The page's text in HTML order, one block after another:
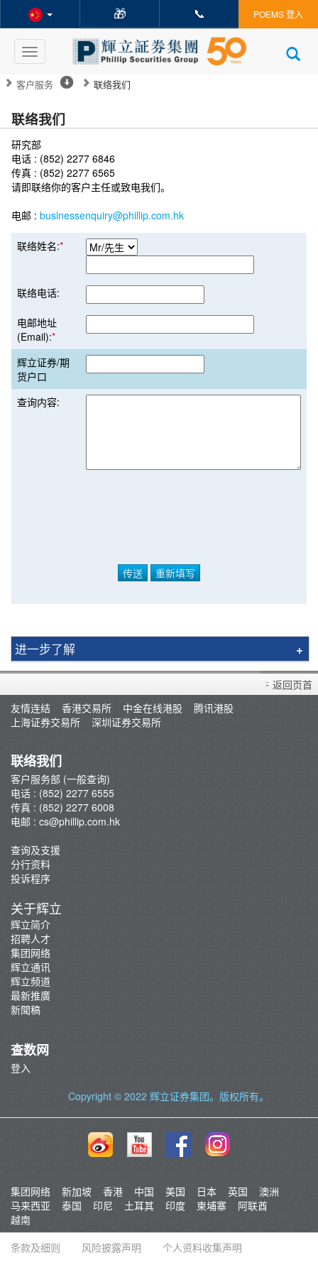
🎁 📞 POEMS 登入
Toggle
navigation
客户服务 联络我们
联络我们
研究部
电话 : (852) 2277 6846
传真 : (852) 2277 6565
请即联络你的客户主任或致电我们。
电邮 : businessenquiry@phillip.com.hk
联络姓名:*
联络电话:
电邮地址
(Email):*
辉立证券/期
货户口
查询内容:
进一步了解
买卖衍生产品须知
开设户口
查询及支援
转入股票
孖展及利率
佣金及收费资料
表格下载
常见问题
最新推广
防骗及网络安全资讯
辉立证券开户优惠总览
返回页首
友情连结
香港交易所 中金在线港股
腾讯港股
上海证券交易所
深圳证券交易所
联络我们
客户服务部 (一般查询)
电话 : (852) 2277 6555
传真 : (852) 2277 6008
电邮 : cs@phillip.com.hk
查询及支援
分行资料
投诉程序
关于辉立
辉立简介
招聘人才
集团网络
辉立通讯
辉立频道
最新推廣
新聞稿
查数网
登入
Copyright © 2022 辉立证券集团。版权所有。
集团网络 新加坡 香港 中国 美国 日本 英国
澳洲
马来西亚
泰国 印尼 土耳其 印度 柬埔寨
阿联酋
越南
条款及细则
风险披露声明 个人资料收集声明